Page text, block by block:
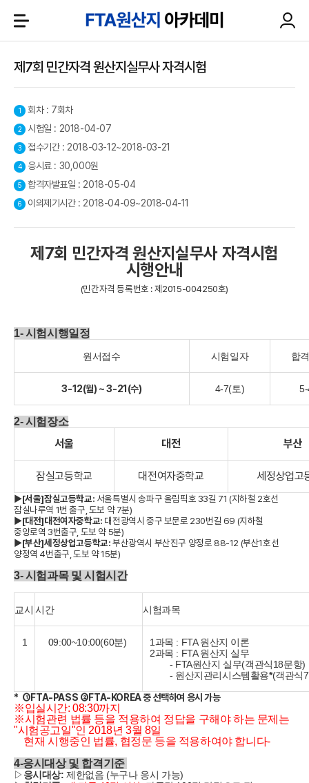
제7회 민간자격 원산지실무사 자격시험
회차 : 7회차
시험일 : 2018-04-07
접수기간 : 2018-03-12~2018-03-21
응시료 : 30,000원
합격자발표일 : 2018-05-04
이의제기시간 : 2018-04-09~2018-04-11
제7회 민간자격 원산지실무사 자격시험
시행안내
(민간자격 등록번호 : 제2015-004250호)
1- 시험시행일정
원서접수 시험일자 합
3-12(월) ~ 3-21(수) 4-7(토)
2- 시험장소
서울 대전 부산
잠실고등학교 대전여자중학교 세정상업고
▶[서울]잠실고등학교: 서울특별시 송파구 올림픽호 33길 71 (지하철 2호선
잠실나루역 1번 출구, 도보 약 7분)
▶[대전]대전여자중학교: 대전광역시 중구 보문로 230번길 69 (지하철
중앙로역 3번출구, 도보 약 5분)
▶[부산]세정상업고등학교:부산광역시 부산진구 양정로 88-12 (부산1호선
양정역 4번출구, 도보 약 15분)
3- 시험과목 및 시험시간
교시 시간 시험과목
1 09:00~10:00(60분)
1과목 : FTA 원산지 이론
2과목 : FTA 원산지 실무
- FTA원산지 실무(객관식18문항)
- 원산지관리시스템활용*(객관
* ①FTA-PASS ②FTA-KOREA 중 선택하여 응시 가능
※입실시간: 08:30까지
※시험관련 법률 등을 적용하여 정답을 구해야 하는 문제는
"시험공고일"인 2018년 3월 8일
현재 시행중인 법률, 협정문 등을 적용하여야 합니다-
4-응시대상 및 합격기준
▷ 응시대상: 제한없음 (누구나 응시 가능)